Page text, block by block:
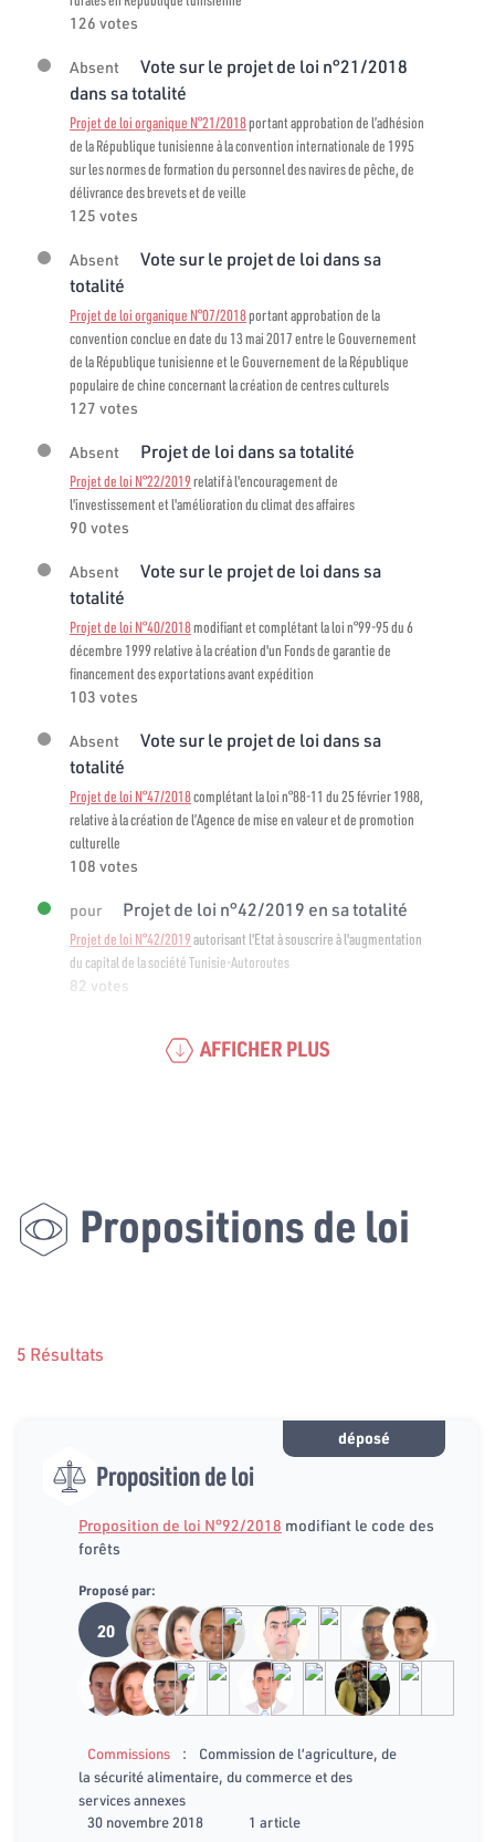
126 votes
Absent
Vote sur le projet de loi n°21/2018
dans sa totalité
Projet de loi organique N°21/2018portant approbation de l’adhésion
de la République tunisienne à la convention internationale de 1995
sur les normes de formation du personnel des navires de pêche, de
délivrance des brevets et de veille
125 votes
Absent
Vote sur le projet de loi dans sa
totalité
Projet de loi organique N°07/2018portant approbation de la
convention conclue en date du 13 mai 2017 entre le Gouvernement
de la République tunisienne et le Gouvernement de la République
populaire de chine concernant la création de centres culturels
127 votes
Absent Projet de loi dans sa totalité
Projet de loi N°22/2019relatif à l'encouragement de
l'investissement et l'amélioration du climat des affaires
90 votes
Absent
Vote sur le projet de loi dans sa
totalité
Projet de loi N°40/2018modifiant et complétant la loi n°99-95 du 6
décembre 1999 relative à la création d'un Fonds de garantie de
financement des exportations avant expédition
103 votes
Absent
Vote sur le projet de loi dans sa
totalité
Projet de loi N°47/2018complétant la loi n°88-11 du 25 février 1988,
relative à la création de l’Agence de mise en valeur et de promotion
culturelle
108 votes
pour Projet de loi n°42/2019 en sa totalité
Projet de loi N°42/2019autorisant l'Etat à souscrire à l'augmentation
du capital de la société Tunisie-Autoroutes
82 votes
AFFICHER PLUS
Propositions de loi
5 Résultats
déposé
Proposition de loi
Proposition de loi N°92/2018 modifiant le code des
forêts
Proposé par:
20
Commissions :
Commission de l’agriculture, de
la sécurité alimentaire, du commerce et des
services annexes
30 novembre 2018
1 article